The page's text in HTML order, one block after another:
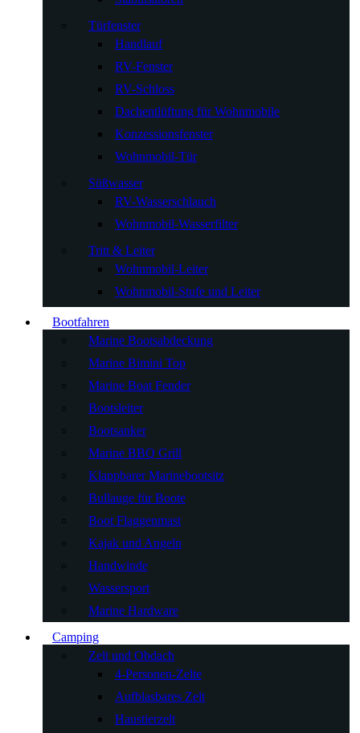
Türfenster
Handlauf
RV-Fenster
RV-Schloss
Dachentlüftung für Wohnmobile
Konzessionsfenster
Wohnmobil-Tür
Süßwasser
RV-Wasserschlauch
Wohnmobil-Wasserfilter
Tritt & Leiter
Wohnmobil-Leiter
Wohnmobil-Stufe und Leiter
Bootfahren
Marine Bootsabdeckung
Marine Bimini Top
Marine Boat Fender
Bootsleiter
Bootsanker
Marine BBQ Grill
Klappbarer Marinebootsitz
Bullauge für Boote
Boot Flaggenmast
Kajak und Angeln
Handwinde
Wassersport
Marine Hardware
Camping
Zelt und Obdach
4-Personen-Zelte
Aufblasbares Zelt
Haustierzelt